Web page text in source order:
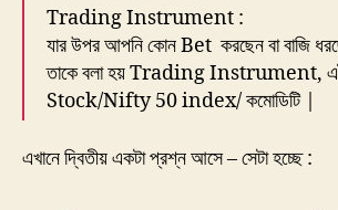
Trading Instrument :
যার উপর আপনি কোন Bet করছেন বা বাজি
তাকে বলা হয় Trading Instrument,
Stock/Nifty 50 index/ কমোডিটি |
এখানে দ্বিতীয় একটা প্রশ্ন আসে – সেটা হচ্ছে :